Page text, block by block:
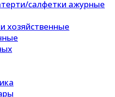
салфетки ажурные
хозяйственные